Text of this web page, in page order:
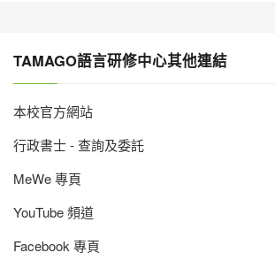
TAMAGO語言研修中心其他連結
本校官方網站
行政書士 - 查詢及委託
MeWe 專頁
YouTube 頻道
Facebook 專頁